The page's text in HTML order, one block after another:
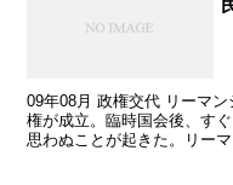
09年08月 政権交代 リーマ
権が成立。臨時国会後、す
思わぬことが起きた。リー